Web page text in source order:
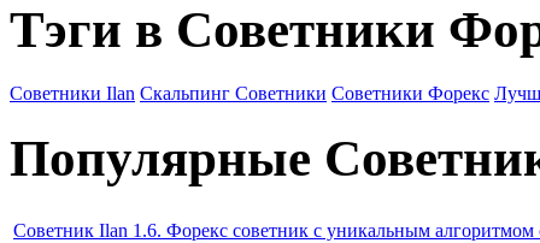
Тэги в Советники
Советники Ilan Скальпинг Советники Советники Форекс
Популярные
Советник Ilan 1.6. Форекс советник с уникальным